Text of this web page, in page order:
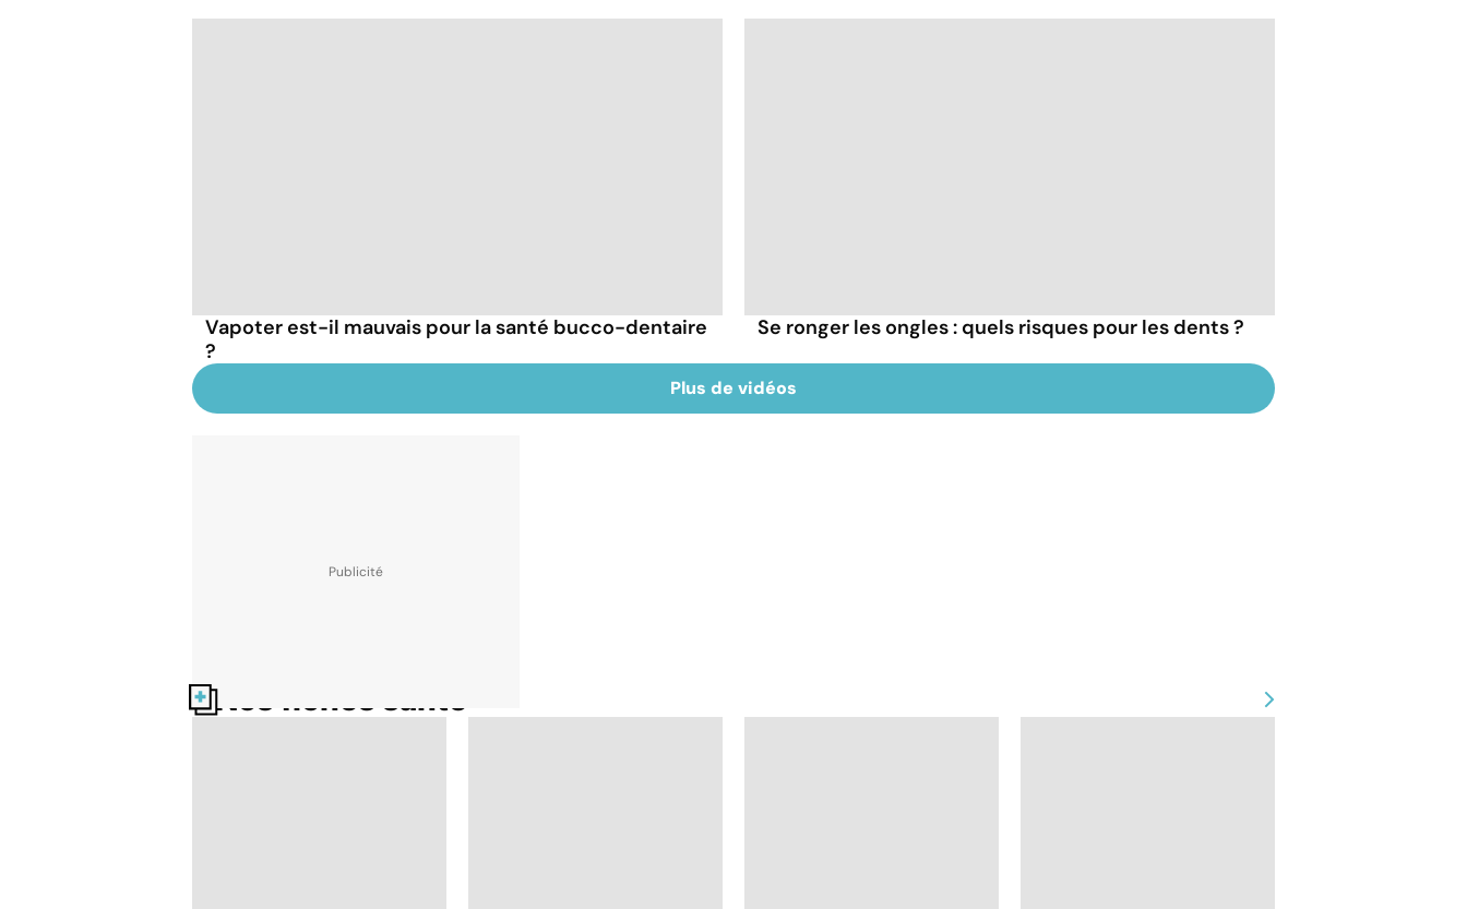
Vapoter est-il mauvais pour la santé bucco-dentaire
?
Se ronger les ongles : quels risques pour les dents ?
Plus de vidéos
Nos fiches santé